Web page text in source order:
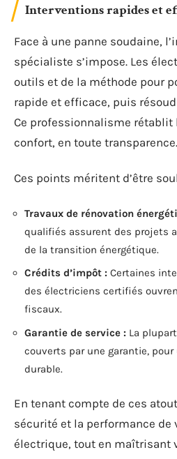
Interventions rapides et
Face à une panne soudaine,
spécialiste s’impose. Les
outils et de la méthode pour
rapide et efficace, puis
Ce professionnalisme rétablit
confort, en toute transparence.
Ces points méritent d’être
Travaux de rénovation
qualifiés assurent des projets
de la transition énergétique.
Crédits d’impôt : Certaines
des électriciens certifiés
fiscaux.
Garantie de service : La
couverts par une garantie,
durable.
En tenant compte de ces
sécurité et la performance
électrique, tout en maîtrisant